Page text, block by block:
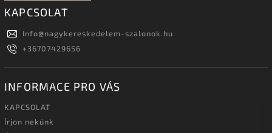
KAPCSOLAT
Info@nagykereskedelem-szalonok.hu
+36707429656
INFORMACE PRO VÁS
KAPCSOLAT
Írjon nekünk